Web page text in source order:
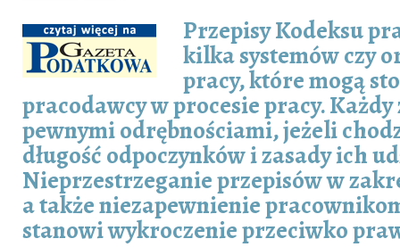
Przepisy Kodeksu
kilka systemów czy
pracy, które mogą
pracodawcy w procesie pracy.
pewnymi odrębnościami, jeżeli
długość odpoczynków i zasady ich
Nieprzestrzeganie przepisów w
a także niezapewnienie
stanowi wykroczenie przeciwko